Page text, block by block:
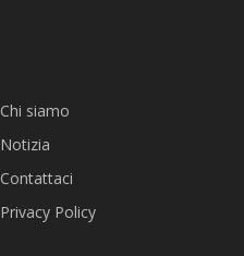
Chi siamo
Notizia
Contattaci
Privacy Policy